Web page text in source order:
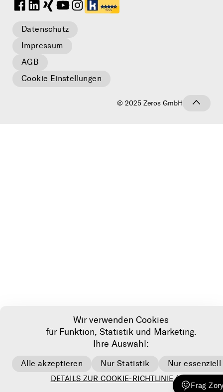
Wir verwenden Cookies
für Funktion, Statistik und Marketing.
Ihre Auswahl:
Alle akzeptieren Nur Statistik Nur essenziell
DETAILS ZUR COOKIE-RICHTLINIE (EU)
Frag
Datenschutz
Impressum
AGB
Cookie Einstellungen
© 2025 Zeros GmbH